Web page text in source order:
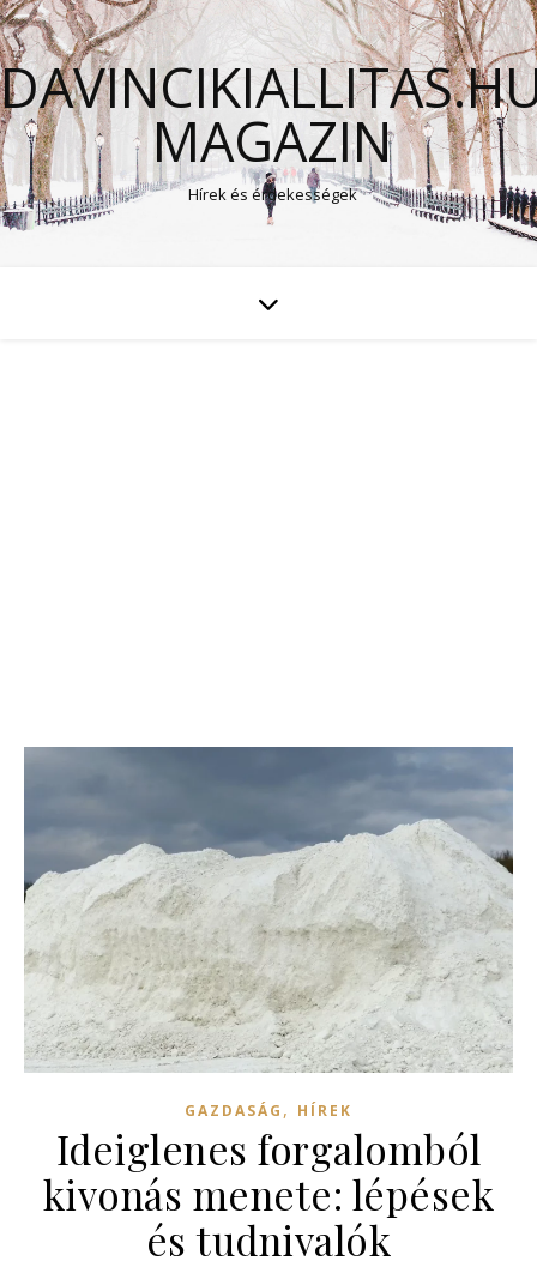
MAGAZIN
Hírek és érdekességek
GAZDASÁG , HÍREK
Ideiglenes forgalomból
kivonás menete: lépések
és tudnivalók